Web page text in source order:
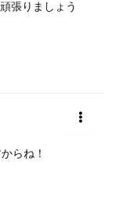
張りましょう
らね！